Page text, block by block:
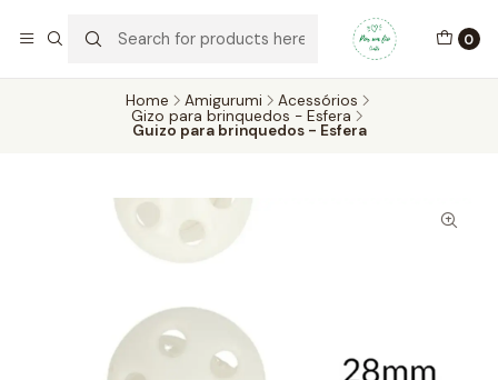
0
No concelho de Oeiras a entrega pode ser feita em mãos.
Home Amigurumi
Acessórios
Gizo para brinquedos - Esfera
Guizo para brinquedos - Esfera